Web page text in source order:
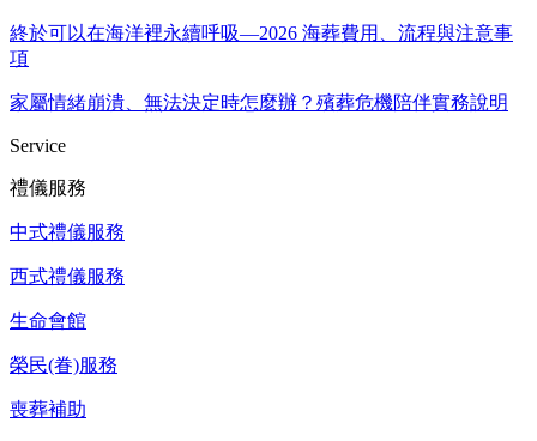
終於可以在海洋裡永續呼吸—2026 海葬費用、流程與注意事
項
家屬情緒崩潰、無法決定時怎麼辦？殯葬危機陪伴實務說明
Service
禮儀服務
中式禮儀服務
西式禮儀服務
生命會館
榮民(眷)服務
喪葬補助